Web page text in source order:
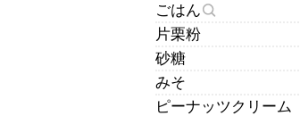
ごはん
片栗粉
砂糖
みそ
ピーナッツクリーム